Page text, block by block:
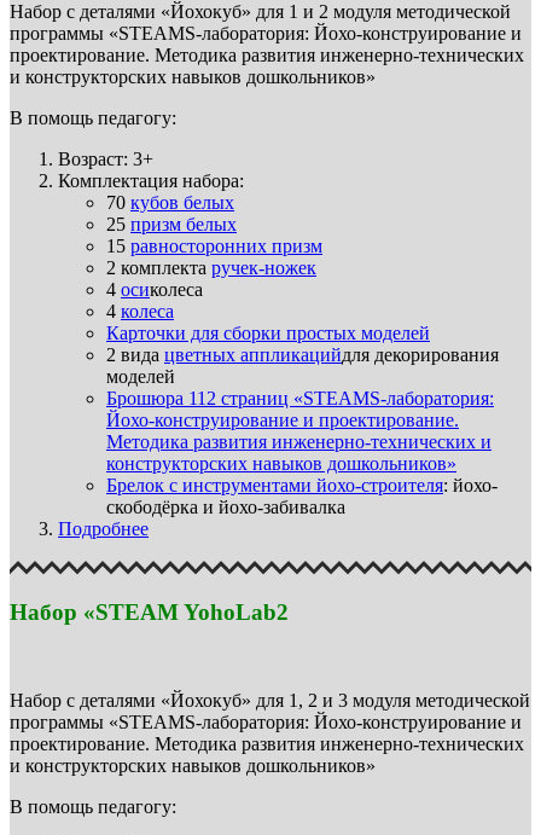
Набор с деталями «Йохокуб» для 1 и 2 модуля методической
программы «STEAMS-лаборатория: Йохо-конструирование и
проектирование. Методика развития инженерно-технических
и конструкторских навыков дошкольников»
В помощь педагогу:
Возраст: 3+
Комплектация набора:
70 кубов белых
25 призм белых
15 равносторонних призм
2 комплекта ручек-ножек
4 осиколеса
4 колеса
Карточки для сборки простых моделей
2 вида цветных аппликацийдля декорирования
моделей
Брошюра 112 страниц «STEAMS-лаборатория:
Йохо-конструирование и проектирование.
Методика развития инженерно-технических и
конструкторских навыков дошкольников»
Брелок с инструментами йохо-строителя: йохо-
скободёрка и йохо-забивалка
Подробнее
Набор «STEAM YohoLab2
Набор с деталями «Йохокуб» для 1, 2 и 3 модуля методической
программы «STEAMS-лаборатория: Йохо-конструирование и
проектирование. Методика развития инженерно-технических
и конструкторских навыков дошкольников»
В помощь педагогу: